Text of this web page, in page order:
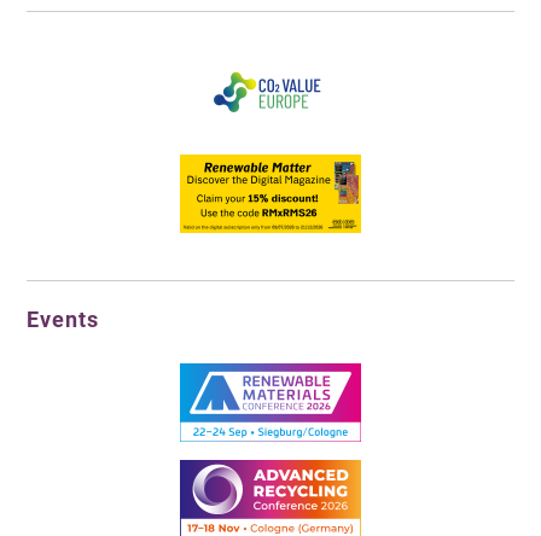
Events